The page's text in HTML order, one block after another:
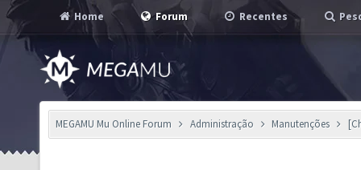
Home Forum Recentes
MEGAMU Mu Online Forum Administração Manutenções